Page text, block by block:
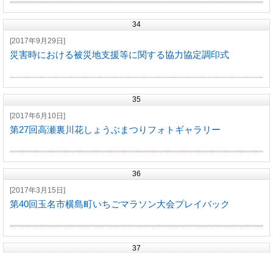
34
[2017年9月29日]
災害時における被災地支援等に関する協力協定調印式
35
[2017年6月10日]
第27回高瀬裏川花しょうぶまつりフォトギャラリー
36
[2017年3月15日]
第40回玉名市横島町いちごマラソン大会プレイバック
37